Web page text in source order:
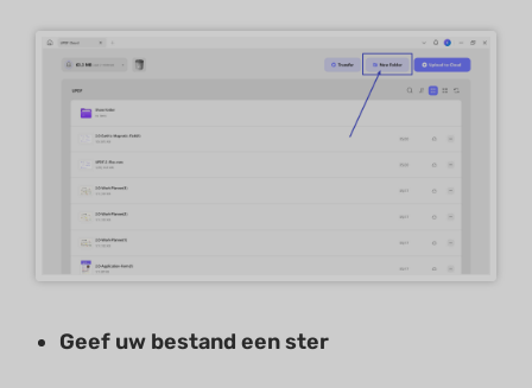
Geef uw bestand een ster